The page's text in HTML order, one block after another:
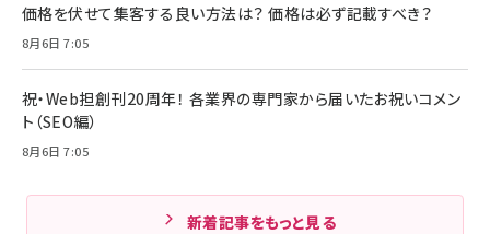
価格を伏せて集客する良い方法は？ 価格は必ず記載すべき？
8月6日 7:05
祝・Web担創刊20周年！ 各業界の専門家から届いたお祝いコメン
ト（SEO編）
8月6日 7:05
新着記事をもっと見る